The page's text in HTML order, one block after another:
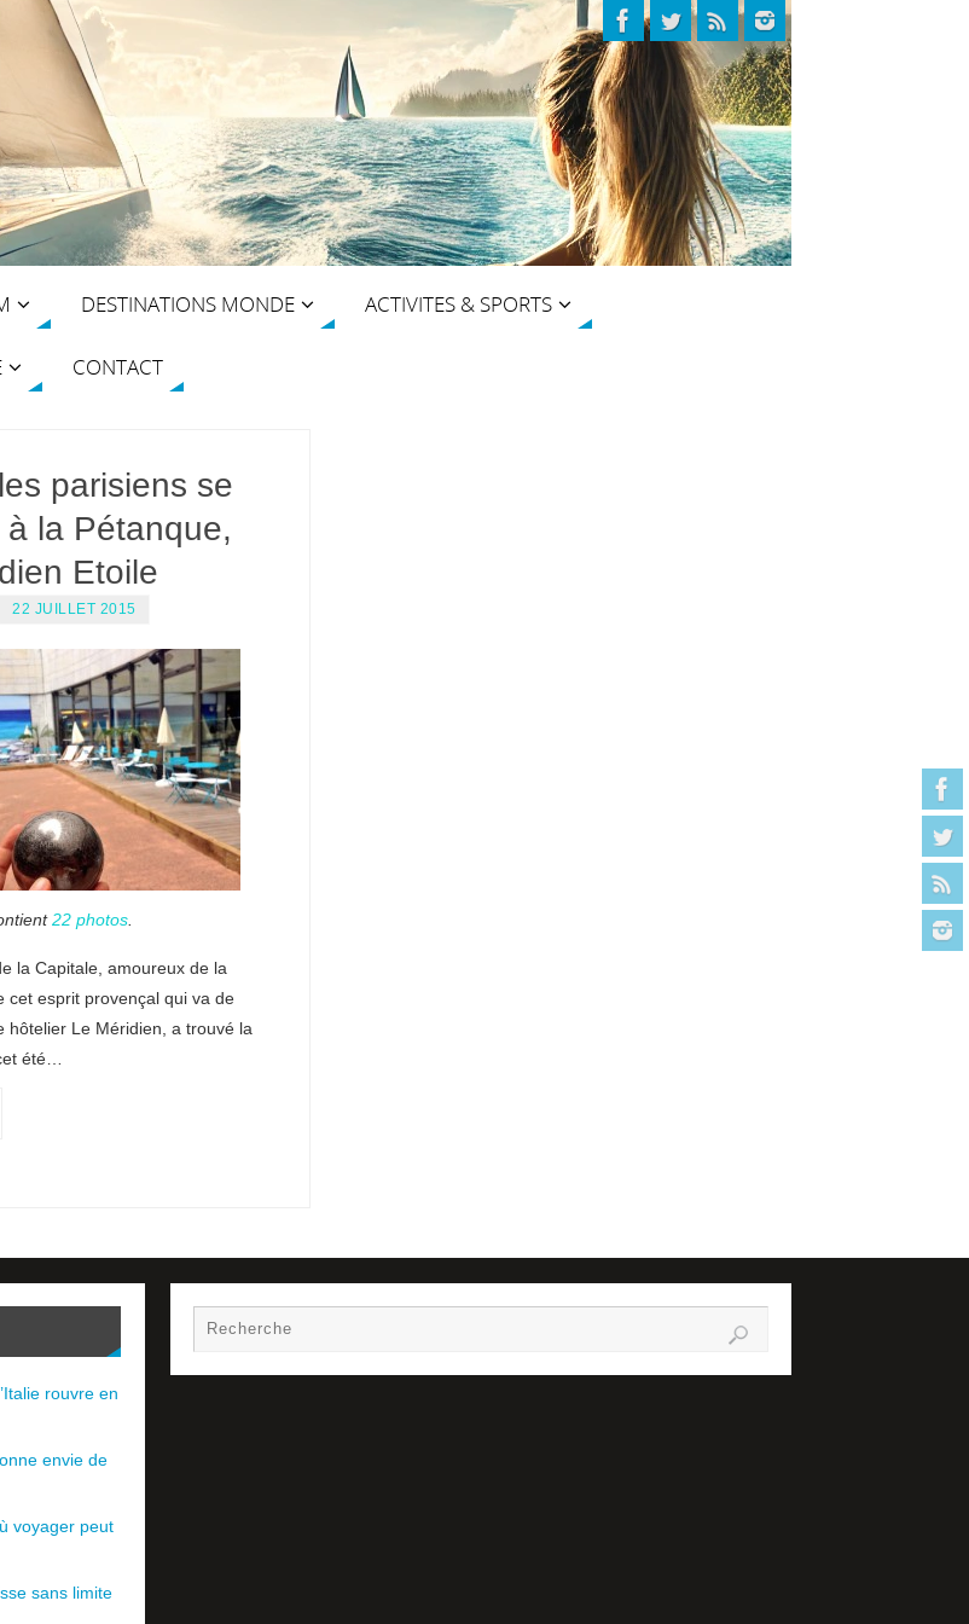
DESTINATIONS MONDE ACTIVITES & SPORTS
CONTACT
parisiens se
à la Pétanque,
Etoile
22 JUILLET 2015
22 photos
la Capitale, amoureux de la
cet esprit provençal qui va de
hôtelier Le Méridien, a trouvé la
été…
rouvre en
envie de
voyager peut
sans limite